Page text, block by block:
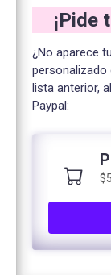
¡Pide
¿No aparece
personalizado
lista anterior,
Paypal: